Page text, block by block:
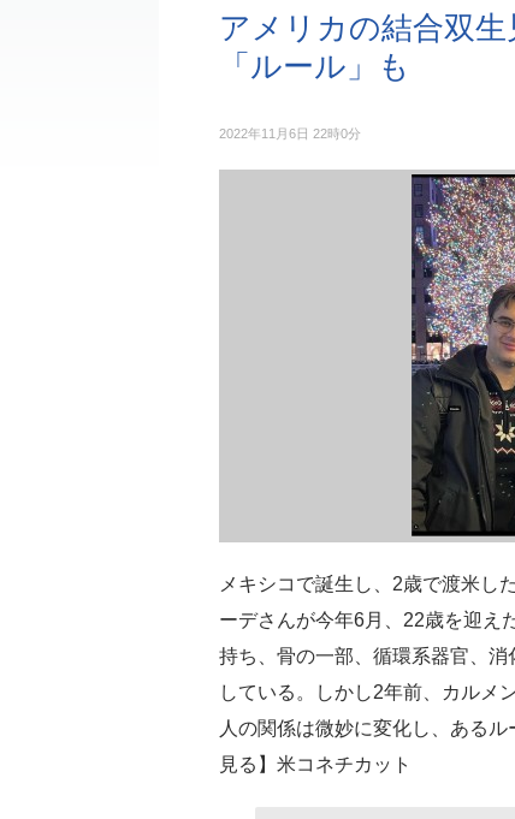
アメリカの結合双
「ルール」も
2022年11月6日 22時0分
メキシコで誕生し、2歳で渡米し
ーデさんが今年6月、22歳を迎え
持ち、骨の一部、循環系器官、
している。しかし2年前、カルメ
人の関係は微妙に変化し、ある
見る】米コネチカット